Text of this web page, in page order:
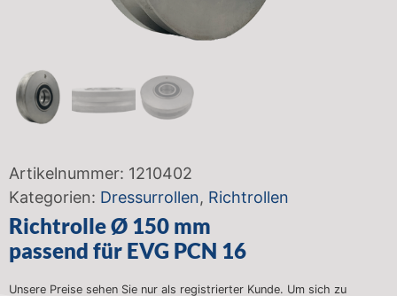
Artikelnummer: 1210402
Kategorien: Dressurrollen, Richtrollen
Richtrolle Ø 150 mm
passend für EVG PCN 16
Unsere Preise sehen Sie nur als registrierter Kunde. Um sich zu